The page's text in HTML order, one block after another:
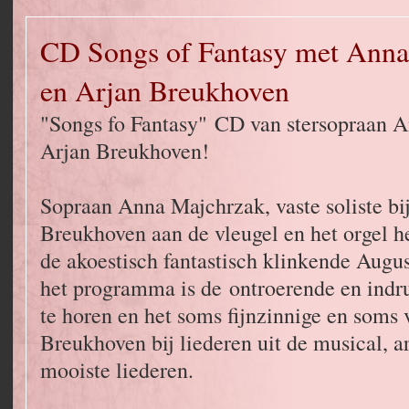
CD Songs of Fantasy met
en Arjan Breukhoven
"Songs fo Fantasy" CD van stersopraan
Arjan Breukhoven!
Sopraan Anna Majchrzak, vaste soliste
Breukhoven aan de vleugel en het orgel
de akoestisch fantastisch klinkende
het programma is de ontroerende en
te horen en het soms fijnzinnige en
Breukhoven bij liederen uit de musical,
mooiste liederen.